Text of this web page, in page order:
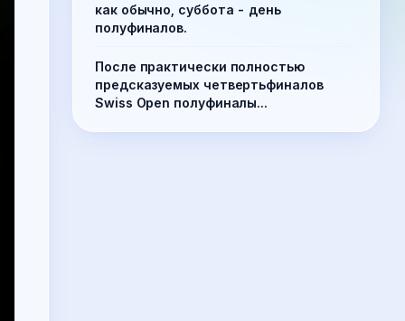
как обычно, суббота - день
полуфиналов.
После практически полностью
предсказуемых четвертьфиналов
Swiss Open полуфиналы...